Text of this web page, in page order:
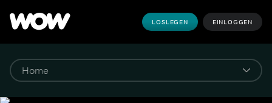
LOSLEGEN EINLOGGEN